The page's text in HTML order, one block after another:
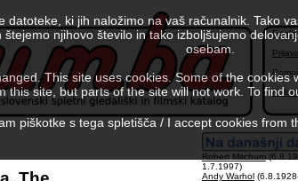
Prijava
Robert Mitchum
1.7.1997)
Andy Warhol
ki jih naložimo na vaš računalnik. Tako
njihovo število in tako izboljšujemo
osebam.
This site uses cookies. Some of the
this site, but parts of the site will not work. To find
piškotke s tega spletišča / I accept cookies from